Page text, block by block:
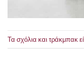
Τα σχόλια και τράκμπακ